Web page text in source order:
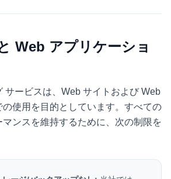
Web アプリケーショ
サービスは、Web サイトおよび Web
使用を目的としています。すべての
ンスを維持するために、次の制限を